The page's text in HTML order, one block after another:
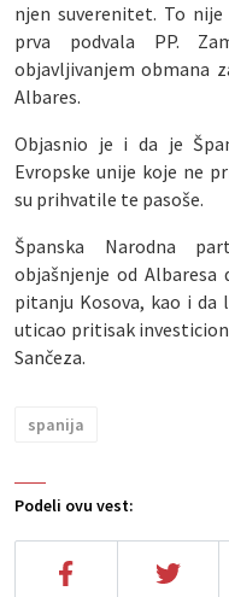
Podeli ovu vest:
njen suverenitet. To
prva podvala PP.
objavljivanjem obmana
Albares.
Objasnio je i da je
Evropske unije koje ne
su prihvatile te pasoše.
Španska Narodna
objašnjenje od
pitanju Kosova, kao i da
uticao pritisak
Sančeza.
spanija